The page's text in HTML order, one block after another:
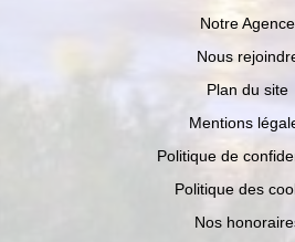
Notre Agence
Nous
Plan du site
Mentions
Politique de
Politique des
Nos